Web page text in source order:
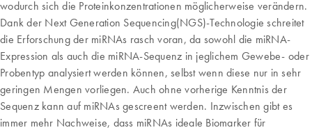
wodurch sich die Proteinkonzentrationen möglicherweise verändern.
Dank der Next Generation Sequencing(NGS)-Technologie schreitet
die Erforschung der miRNAs rasch voran, da sowohl die miRNA-
Expression als auch die miRNA-Sequenz in jeglichem Gewebe- oder
Probentyp analysiert werden können, selbst wenn diese nur in sehr
geringen Mengen vorliegen. Auch ohne vorherige Kenntnis der
Sequenz kann auf miRNAs gescreent werden. Inzwischen gibt es
immer mehr Nachweise, dass miRNAs ideale Biomarker für